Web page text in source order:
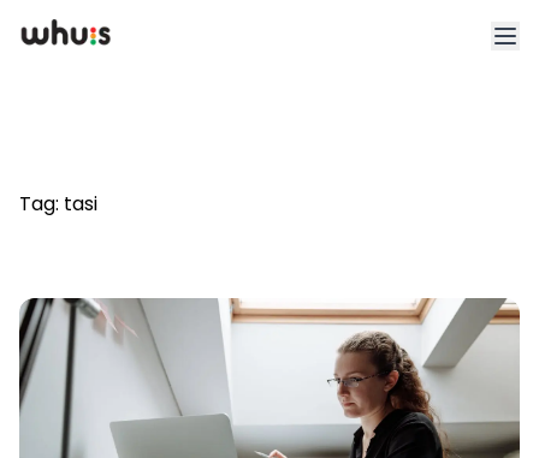
Blog
App
Whuis per lo sport
Tag: tasi